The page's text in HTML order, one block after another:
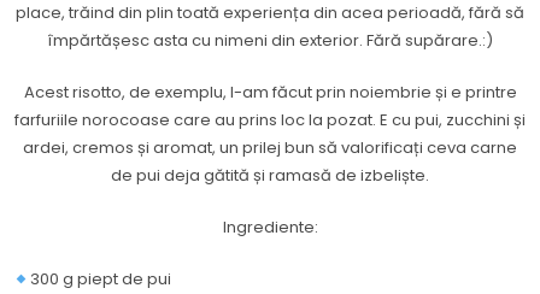
place, trăind din plin toată experiența din acea perioadă, fără să
împărtășesc asta cu nimeni din exterior. Fără supărare.:)
Acest risotto, de exemplu, l-am făcut prin noiembrie și e printre
farfuriile norocoase care au prins loc la pozat. E cu pui, zucchini și
ardei, cremos și aromat, un prilej bun să valorificați ceva carne
de pui deja gătită și ramasă de izbeliște.
Ingrediente:
300 g piept de pui